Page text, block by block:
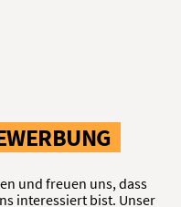
und freuen uns, dass
interessiert bist. Unser